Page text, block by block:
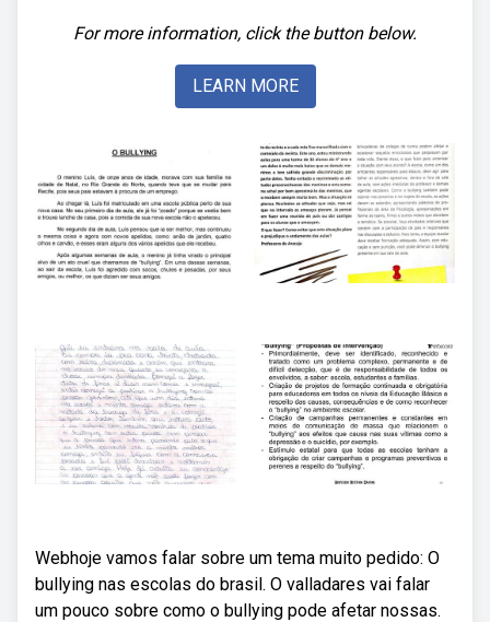
For more information, click the button below.
LEARN MORE
Webhoje vamos falar sobre um tema muito pedido: O
bullying nas escolas do brasil. O valladares vai falar
um pouco sobre como o bullying pode afetar nossas.